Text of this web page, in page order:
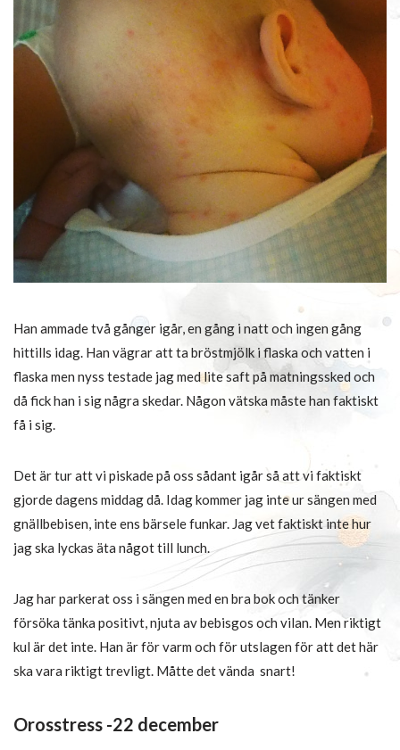
Han ammade två gånger igår, en gång i natt och ingen gång
hittills idag. Han vägrar att ta bröstmjölk i flaska och vatten i
flaska men nyss testade jag med lite saft på matningssked och
då fick han i sig några skedar. Någon vätska måste han faktiskt
få i sig.
Det är tur att vi piskade på oss sådant igår så att vi faktiskt
gjorde dagens middag då. Idag kommer jag inte ur sängen med
gnällbebisen, inte ens bärsele funkar. Jag vet faktiskt inte hur
jag ska lyckas äta något till lunch.
Jag har parkerat oss i sängen med en bra bok och tänker
försöka tänka positivt, njuta av bebisgos och vilan. Men riktigt
kul är det inte. Han är för varm och för utslagen för att det här
ska vara riktigt trevligt. Måtte det vända snart!
Orosstress -22 december